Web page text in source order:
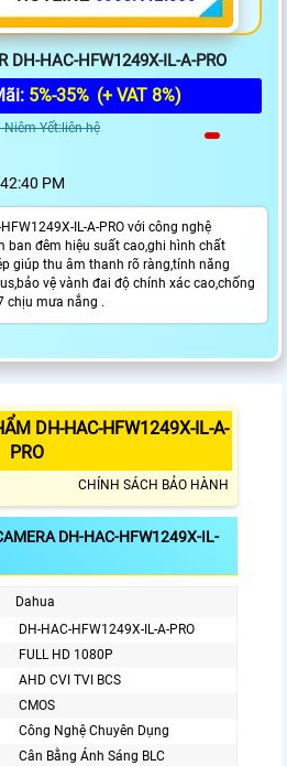
DH-HAC-HFW1249X-IL-A-PRO
5%-35% (+ VAT 8%)
Niêm Yết:liên hệ
PM
IL-A-PRO với công nghệ
ban đêm hiệu suất cao,ghi hình chất
giúp thu âm thanh rõ ràng,tính năng
vệ vành đai độ chính xác cao,chống
chịu mưa nắng .
DH-HAC-HFW1249X-IL-A-
PRO
CHÍNH SÁCH BẢO HÀNH
DH-HAC-HFW1249X-IL-
Dahua
DH-HAC-HFW1249X-IL-A-PRO
FULL HD 1080P
AHD CVI TVI BCS
CMOS
Công Nghệ Chuyên Dụng
Cân Bằng Ánh Sáng BLC